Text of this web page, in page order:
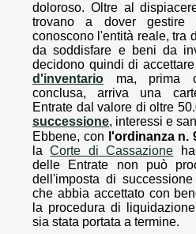
doloroso. Oltre al
trovano a dover gestire
conoscono l'entità reale, tra
da soddisfare e beni da
decidono quindi di accettare
d'inventario ma, prima
conclusa, arriva una
Entrate dal valore di oltre
successione, interessi e
Ebbene, con l'ordinanza n.
laCorte di Cassazione
delle Entrate non può
dell'imposta di
che abbia accettato con
la procedura di
sia stata portata a termine.